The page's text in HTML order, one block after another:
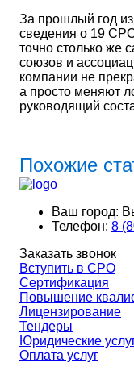
За прошлый год
сведения о 19
точно столько же
союзов и
компании не
а просто меняют
руководящий
Похожие
Ваш город:
Телефон: 8
Заказать звонок
Вступить в СРО
Сертификация
Повышение
Лицензирование
Тендеры
Юридические
Оплата услуг